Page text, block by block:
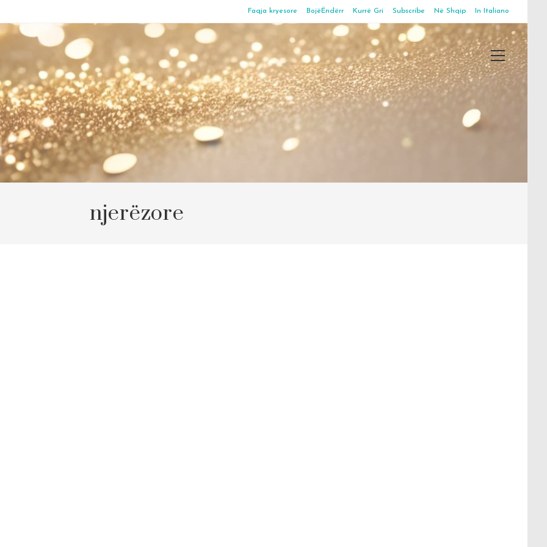
Faqja kryesore BojëËndërr Kurrë Gri Subscribe Në Shqip In Italiano
Main
Menu
njerëzore